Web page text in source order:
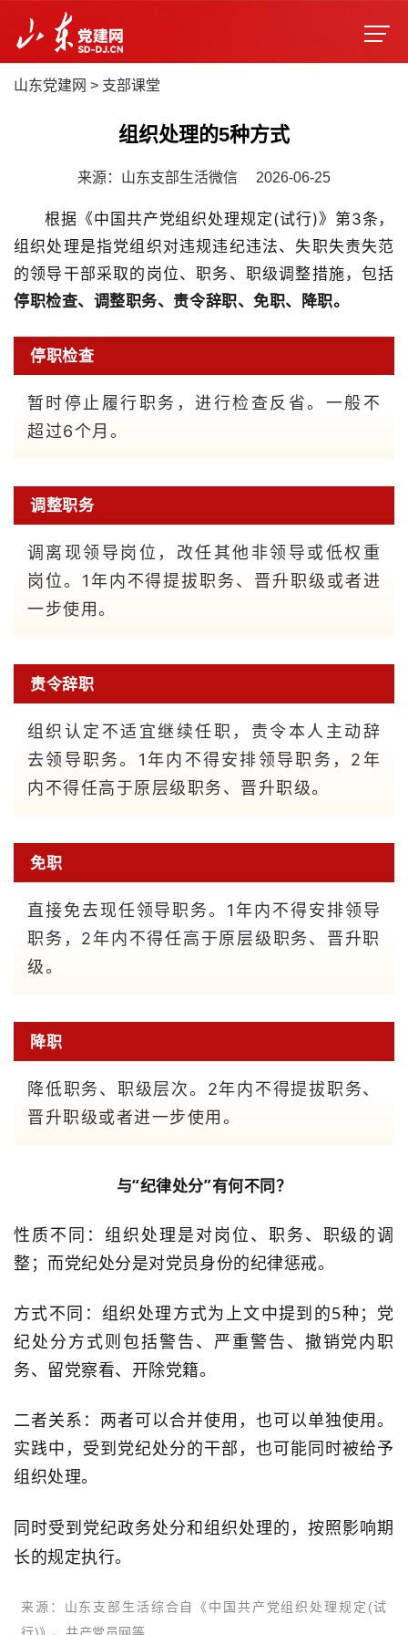
山东党建网 > 支部课堂
组织处理的5种方式
来源：山东支部生活微信 2026-06-25
根据《中国共产党组织处理规定(试行)》第3条，
组织处理是指党组织对违规违纪违法、失职失责失范
的领导干部采取的岗位、职务、职级调整措施，包括
停职检查、调整职务、责令辞职、免职、降职。
停职检查
暂时停止履行职务，进行检查反省。一般不
超过6个月。
调整职务
调离现领导岗位，改任其他非领导或低权重
岗位。1年内不得提拔职务、晋升职级或者进
一步使用。
责令辞职
组织认定不适宜继续任职，责令本人主动辞
去领导职务。1年内不得安排领导职务，2年
内不得任高于原层级职务、晋升职级。
免职
直接免去现任领导职务。1年内不得安排领导
职务，2年内不得任高于原层级职务、晋升职
级。
降职
降低职务、职级层次。2年内不得提拔职务、
晋升职级或者进一步使用。
与“纪律处分”有何不同？
性质不同：组织处理是对岗位、职务、职级的调
整；而党纪处分是对党员身份的纪律惩戒。
方式不同：组织处理方式为上文中提到的5种；党
纪处分方式则包括警告、严重警告、撤销党内职
务、留党察看、开除党籍。
二者关系：两者可以合并使用，也可以单独使用。
实践中，受到党纪处分的干部，也可能同时被给予
组织处理。
同时受到党纪政务处分和组织处理的，按照影响期
长的规定执行。
来源： 山东支部生活综合自《中国共产党组织处理规定(试